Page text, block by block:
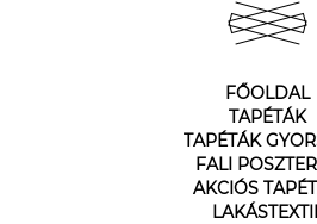
FŐOLDAL
TAPÉTÁK
TAPÉTÁK
FALI
AKCIÓS